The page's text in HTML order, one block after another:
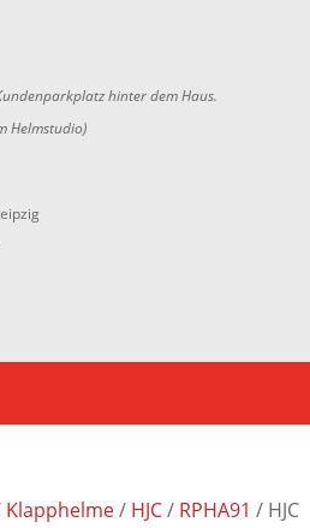
hinter dem Haus.
Helmstudio)
Klapphelme/ HJC/ RPHA91 / HJC